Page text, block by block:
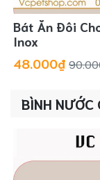
Bát Ăn Đôi
Inox
48.000₫
BÌNH NƯỚC